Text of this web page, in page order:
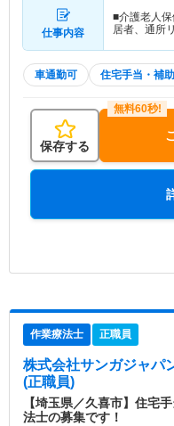
仕事内容
■介護老人
居者、通所
車通勤可 住宅手当・補助
保存する
作業療法士 正職員
株式会社サンガジャパ
(正職員)
【埼玉県／久喜市】住宅
法士の募集です！